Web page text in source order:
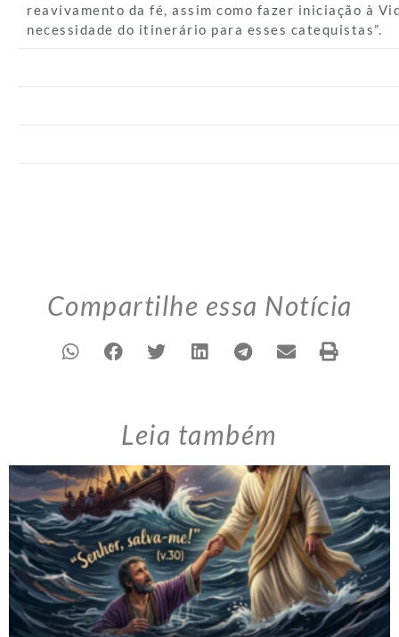
reavivamento da fé, assim como fazer iniciação à
necessidade do itinerário para esses catequistas”.
Compartilhe essa Notícia
Leia também